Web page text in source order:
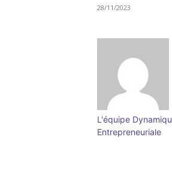
28/11/2023
L'équipe
Entrepreneuriale